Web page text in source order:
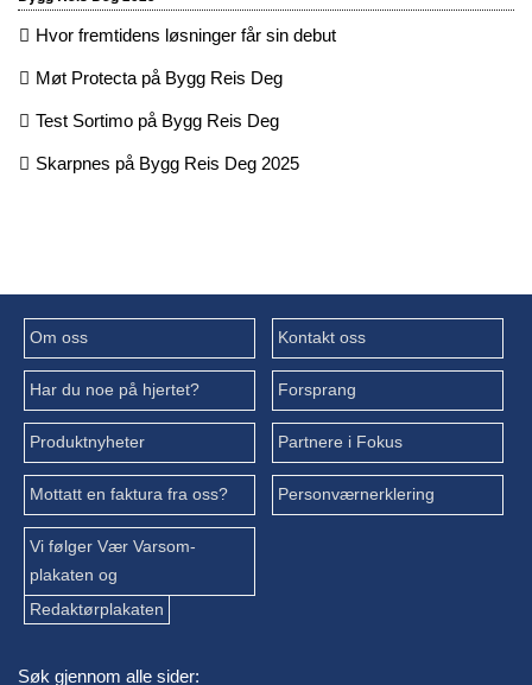
Hvor fremtidens løsninger får sin debut
Møt Protecta på Bygg Reis Deg
Test Sortimo på Bygg Reis Deg
Skarpnes på Bygg Reis Deg 2025
Om oss Kontakt oss
Har du noe på hjertet? Forsprang
Produktnyheter Partnere i Fokus
Mottatt en faktura fra oss? Personværnerklering
Vi følger Vær Varsom-
plakaten og
Redaktørplakaten
Søk gjennom alle sider: